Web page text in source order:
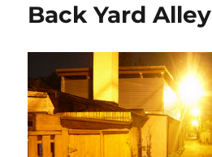
Back Yard Alley